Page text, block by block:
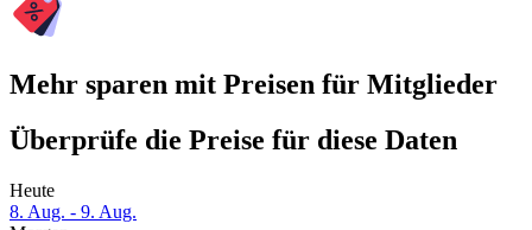
Mehr sparen mit Preisen für Mitglieder
Überprüfe die Preise für diese Daten
Heute
8. Aug. - 9. Aug.